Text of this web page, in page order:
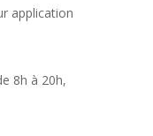
application
8h à 20h,